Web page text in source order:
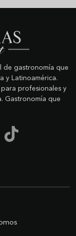
de gastronomía que
y Latinoamérica.
profesionales y
Gastronomía que